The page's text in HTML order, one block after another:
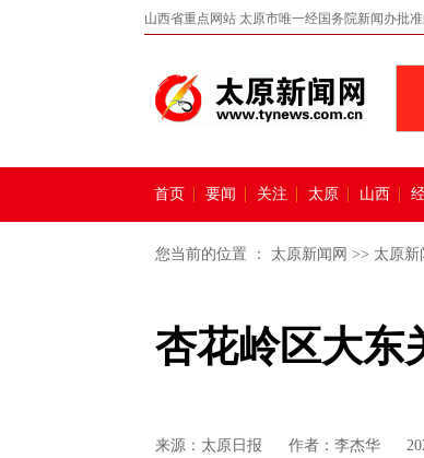
山西省重点网站 太原市唯一经国务院新闻办批
首页 要闻 关注 太原 山西
您当前的位置 ： 太原新闻网 >> 太原新
杏花岭区大东
来源： 太原日报 作者：李杰华